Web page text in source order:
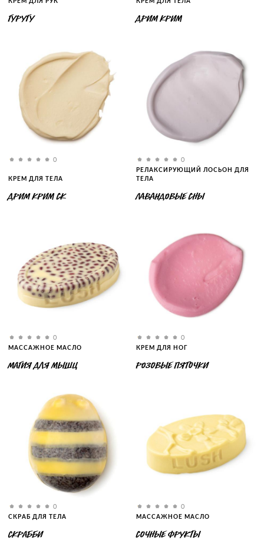
ГУРУГУ ДРИМ КРИМ
0
КРЕМ ДЛЯ ТЕЛА
ДРИМ КРИМ СК
0
РЕЛАКСИРУЮЩИЙ ЛОСЬОН ДЛЯ
ТЕЛА
ЛАВАНДОВЫЕ СНЫ
0
МАССАЖНОЕ МАСЛО
МАГИЯ ДЛЯ МЫШЦ
0
КРЕМ ДЛЯ НОГ
РОЗОВЫЕ ПЯТОЧКИ
0
СКРАБ ДЛЯ ТЕЛА
СКРАББИ
0
МАССАЖНОЕ МАСЛО
СОЧНЫЕ ФРУКТЫ